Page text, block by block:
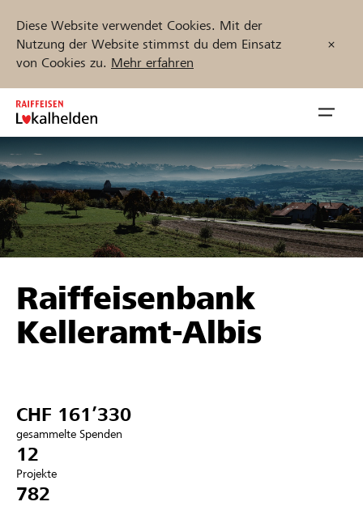
Diese Website verwendet Cookies. Mit der
Nutzung der Website stimmst du dem Einsatz
von Cookies zu. Mehr erfahren
Zum
Inhalt
springen
öffnen
Unterstützen
Hilfe & Support
Anmelden
Projekte und Organisationen finden
Jetzt starten
Raiffeisenbank
Kelleramt-Albis
CHF 161’330
gesammelte Spenden
12
Projekte
782